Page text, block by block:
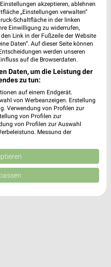
Uhr |
Öffnet in 36 Min.
16
Uhr | Öffnet in 36 Min.
akzeptieren, ablehnen
„Einstellungen verwalten“
Schaltfläche in der linken
Einwilligung zu widerrufen,
Link in der Fußzeile der Website
Daten“. Auf dieser Seite können
werden unseren
auf die Browserdaten.
Daten, um die Leistung der
zu tun:
auf einem Endgerät.
von Werbeanzeigen. Erstellung
Verwendung von Profilen zur
von Profilen zur
von Profilen zur Auswahl
Messung der
Quellen. Entwicklung und
reduzierter Daten zur Auswahl
Union weitergegeben und in die